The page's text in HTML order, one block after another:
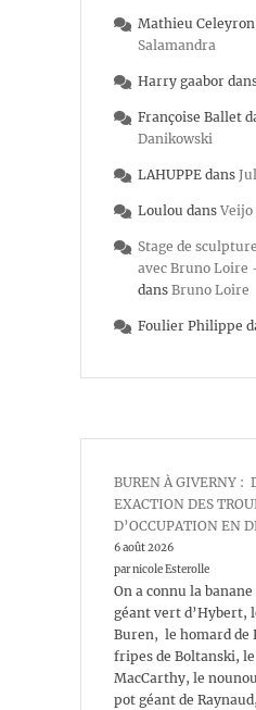
Mathieu Celeyron
Salamandra
Harry gaabor
Françoise Ballet
Danikowski
LAHUPPE dans
Loulou dans Veijo
Stage de
avec Bruno Loire
dans Bruno Loire
Foulier Philippe
BUREN À GIVERNY :
EXACTION DES
D’OCCUPATION EN
6 août 2026
par nicole Esterolle
On a connu la
géant vert d’Hybert,
Buren, le homard de
fripes de Boltanski,
MacCarthy, le
pot géant de